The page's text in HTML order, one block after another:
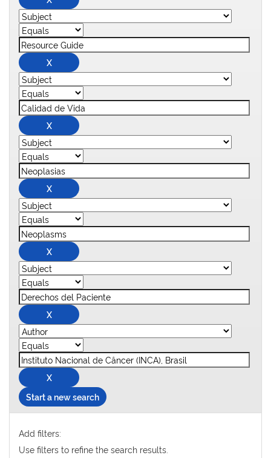
Start a new search
Add filters:
Use filters to refine the search results.